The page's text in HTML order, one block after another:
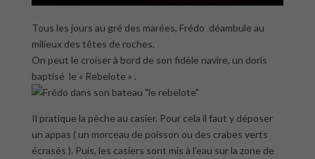
Tous les jours au gré des marées, Frédo déambule au
milieux des têtes de roches.
On peut le croiser à bord de son fidèle navire, un doris
baptisé le « Rebelote » .
Il pratique la pêche au casier. Pour cela il faut y déposer
un appas ( un morceau de poisson ou des crabes verts
écrasés ). Puis, les casiers sont mis à l’eau sur la zone de